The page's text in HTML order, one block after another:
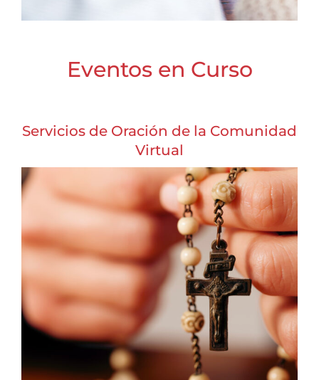
Eventos en Curso
Servicios de Oración de la Comunidad
Virtual